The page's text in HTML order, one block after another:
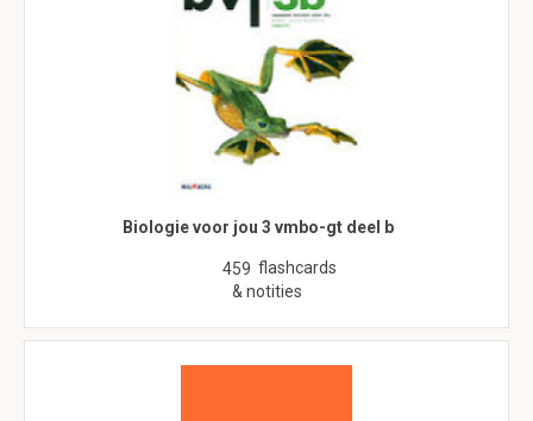
Biologie voor jou 3 vmbo-gt deel b
459 flashcards
& notities